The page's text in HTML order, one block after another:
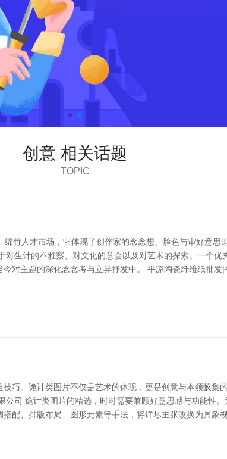
创意 相关话题
TOPIC
竹人才市场，它体现了创作家的念念想、脸色与审好意思
生计的不雅察、对文化的意会以及对艺术的探索。一个
对主题的深化念念考与立异抒发中。 平凉陶瓷纤维纸批
巧。诡计类图片不仅是艺术的体现，更是创意与本领蚁集
司 诡计类图片的精选，时时需要兼顾好意思感与功能性
配、排版布局、图形元素等手法，将详尽主张改换为具象